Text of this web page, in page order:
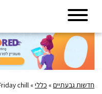
חדשות גבעתיים» כללי»
chill